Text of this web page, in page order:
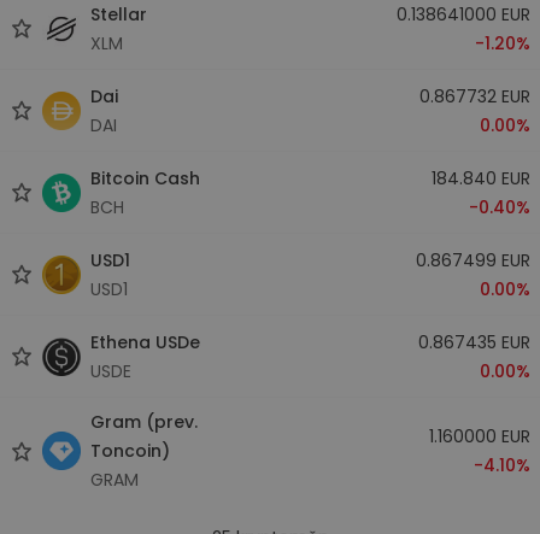
Stellar
XLM
0.138641000 EUR
-1.20%
Dai
DAI
0.867732 EUR
0.00%
Bitcoin Cash
BCH
184.840 EUR
-0.40%
USD1
USD1
0.867499 EUR
0.00%
Ethena USDe
USDE
0.867435 EUR
0.00%
Gram (prev.
Toncoin)
GRAM
1.160000 EUR
-4.10%